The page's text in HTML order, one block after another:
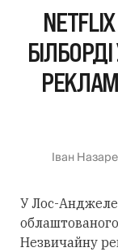
Іван
У Лос-
Незвичайну